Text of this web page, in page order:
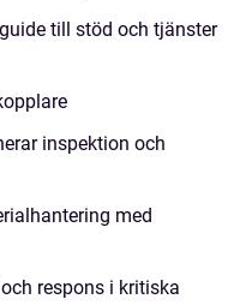
till stöd och tjänster
inspektion och
med
respons i kritiska